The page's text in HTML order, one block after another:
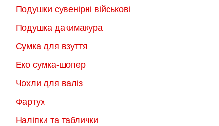
Подушки сувенірні військові
Подушка дакимакура
Сумка для взуття
Еко сумка-шопер
Чохли для валіз
Фартух
Наліпки та таблички